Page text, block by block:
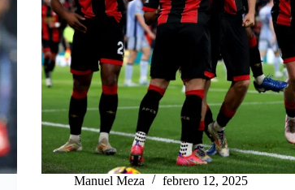
Manuel Meza febrero 12, 2025